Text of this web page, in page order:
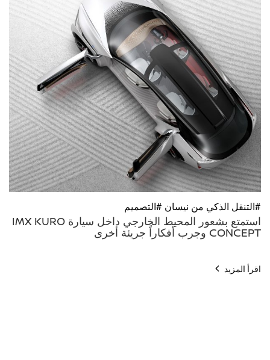
#التنقل الذكي من نيسان #التصميم
استمتع بشعور المحيط الخارجي داخل سيارة IMX KURO
CONCEPT وجرب أفكاراً جريئة أخرى
اقرأ المزيد